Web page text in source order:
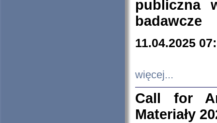
publiczna
badawcze
11.04.2025
więcej...
Call for
Materiały